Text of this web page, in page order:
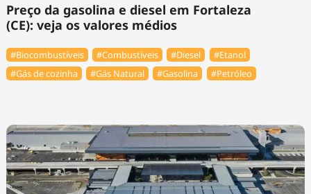
Preço da gasolina e diesel em Fortaleza
(CE): veja os valores médios
#Biocombustíveis #Combustíveis #Diesel
#Etanol
#Gás de cozinha
#Gás Natural #Gasolina #Petróleo